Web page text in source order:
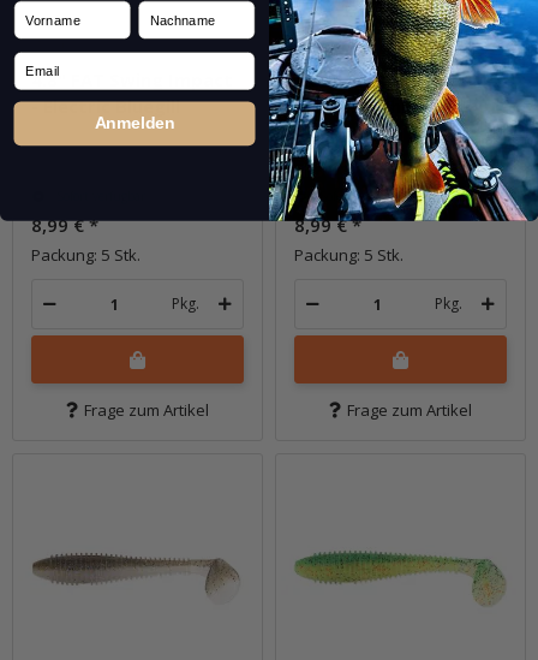
4.8" FAT Swing Impact
- Electric Bluegill
8,99 €*
Packung: 5 Stk.
Pkg.
Frage zum Artikel
4.8" FAT Swing Impact
- Electric Chicken (BA-
Edition)
Sofort verfügbar
8,99 €*
Packung: 5 Stk.
Pkg.
Frage zum Artikel
Vorname Nachname
Email
Anmelden